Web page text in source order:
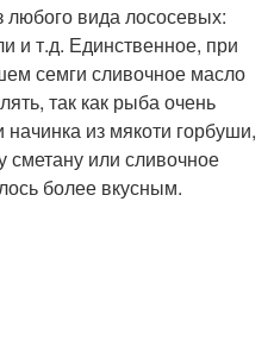
вида лососевых:
и т.д. Единственное, при
семги сливочное масло
так как рыба очень
из мякоти горбуши,
сметану или сливочное
более вкусным.